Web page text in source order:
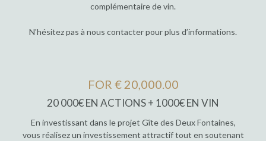
complémentaire de vin.
N'hésitez pas à nous contacter pour plus d’informations.
FOR € 20,000.00
20 000€ EN ACTIONS + 1000€ EN VIN
En investissant dans le projet Gîte des Deux Fontaines,
vous réalisez un investissement attractif tout en soutenant